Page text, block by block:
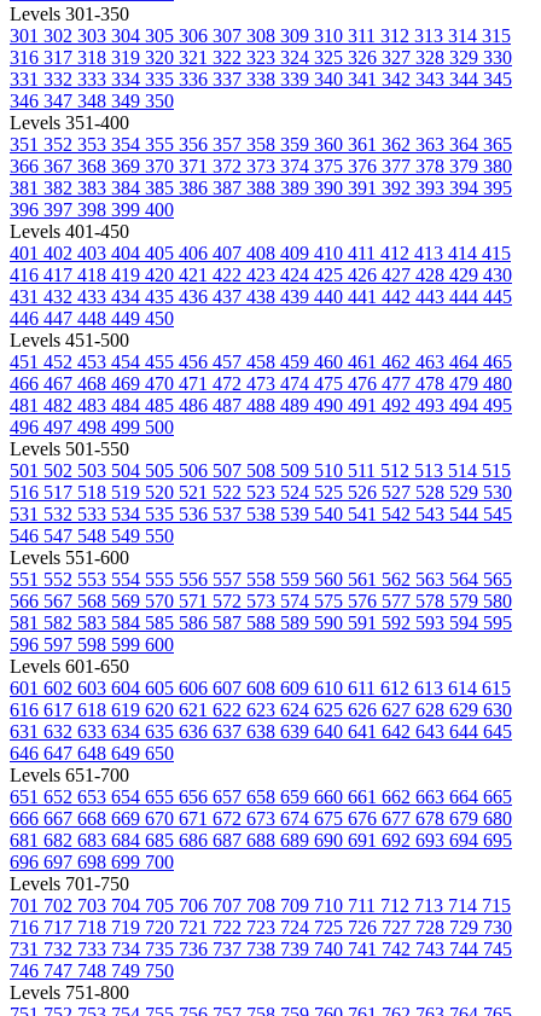
Levels 301-350
301 302 303 304 305 306 307 308 309 310 311 312 313 314 315
316 317 318 319 320 321 322 323 324 325 326 327 328 329 330
331 332 333 334 335 336 337 338 339 340 341 342 343 344 345
346 347 348 349 350
Levels 351-400
351 352 353 354 355 356 357 358 359 360 361 362 363 364 365
366 367 368 369 370 371 372 373 374 375 376 377 378 379 380
381 382 383 384 385 386 387 388 389 390 391 392 393 394 395
396 397 398 399 400
Levels 401-450
401 402 403 404 405 406 407 408 409 410 411 412 413 414 415
416 417 418 419 420 421 422 423 424 425 426 427 428 429 430
431 432 433 434 435 436 437 438 439 440 441 442 443 444 445
446 447 448 449 450
Levels 451-500
451 452 453 454 455 456 457 458 459 460 461 462 463 464 465
466 467 468 469 470 471 472 473 474 475 476 477 478 479 480
481 482 483 484 485 486 487 488 489 490 491 492 493 494 495
496 497 498 499 500
Levels 501-550
501 502 503 504 505 506 507 508 509 510 511 512 513 514 515
516 517 518 519 520 521 522 523 524 525 526 527 528 529 530
531 532 533 534 535 536 537 538 539 540 541 542 543 544 545
546 547 548 549 550
Levels 551-600
551 552 553 554 555 556 557 558 559 560 561 562 563 564 565
566 567 568 569 570 571 572 573 574 575 576 577 578 579 580
581 582 583 584 585 586 587 588 589 590 591 592 593 594 595
596 597 598 599 600
Levels 601-650
601 602 603 604 605 606 607 608 609 610 611 612 613 614 615
616 617 618 619 620 621 622 623 624 625 626 627 628 629 630
631 632 633 634 635 636 637 638 639 640 641 642 643 644 645
646 647 648 649 650
Levels 651-700
651 652 653 654 655 656 657 658 659 660 661 662 663 664 665
666 667 668 669 670 671 672 673 674 675 676 677 678 679 680
681 682 683 684 685 686 687 688 689 690 691 692 693 694 695
696 697 698 699 700
Levels 701-750
701 702 703 704 705 706 707 708 709 710 711 712 713 714 715
716 717 718 719 720 721 722 723 724 725 726 727 728 729 730
731 732 733 734 735 736 737 738 739 740 741 742 743 744 745
746 747 748 749 750
Levels 751-800